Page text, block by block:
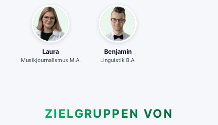
Laura
Musikjournalismus M.A.
Benjamin
Linguistik B.A.
ZIELGRUPPEN VON